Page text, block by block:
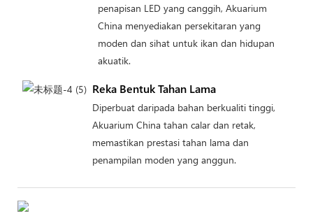
penapisan LED yang canggih, Akuarium
China menyediakan persekitaran yang
moden dan sihat untuk ikan dan hidupan
akuatik.
Reka Bentuk Tahan Lama
Diperbuat daripada bahan berkualiti tinggi,
Akuarium China tahan calar dan retak,
memastikan prestasi tahan lama dan
penampilan moden yang anggun.